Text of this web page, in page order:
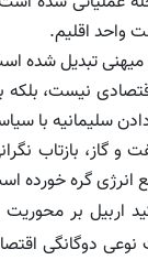
واحد اقلیم.
میهنی تبدیل
نیست،
سلیمانیه با
و گاز، بازتاب
انرژی گره خورده
اربیل بر
نوعی دوگانگی